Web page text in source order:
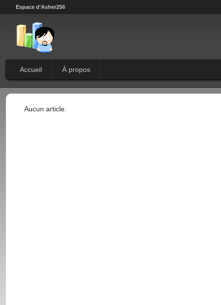
Espace d'Asher256
Accueil À propos
Aucun article.